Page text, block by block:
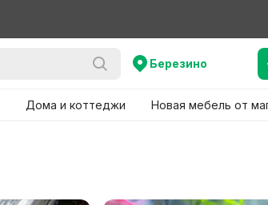
Березино
Дома и коттеджи Новая мебель от